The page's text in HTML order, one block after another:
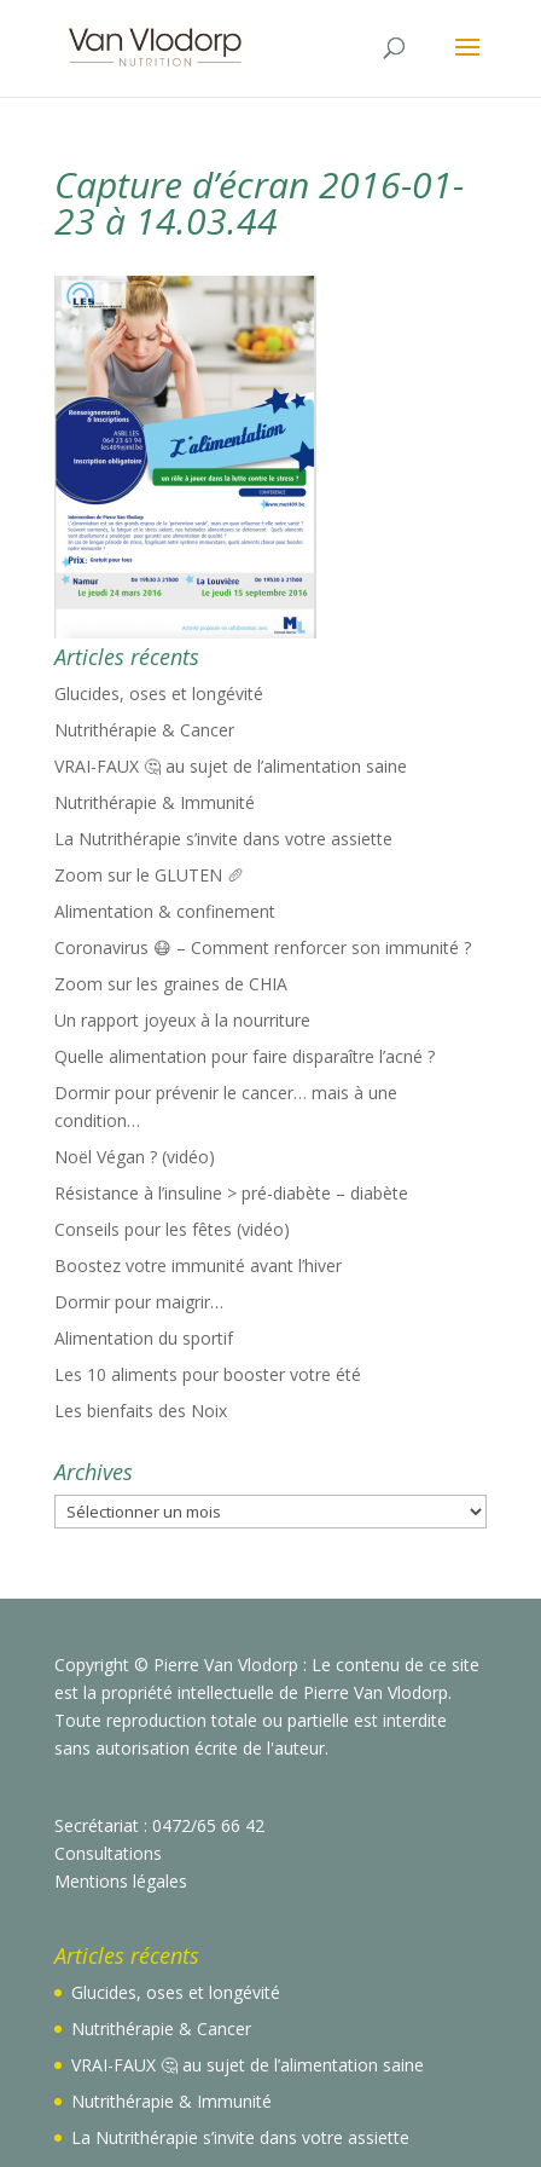
Capture d’écran 2016-01-
23 à 14.03.44
Articles récents
Glucides, oses et longévité
Nutrithérapie & Cancer
VRAI-FAUX 🤔 au sujet de l’alimentation saine
Nutrithérapie & Immunité
La Nutrithérapie s’invite dans votre assiette
Zoom sur le GLUTEN 🥖
Alimentation & confinement
Coronavirus 😷 – Comment renforcer son immunité ?
Zoom sur les graines de CHIA
Un rapport joyeux à la nourriture
Quelle alimentation pour faire disparaître l’acné ?
Dormir pour prévenir le cancer… mais à une
condition…
Noël Végan ? (vidéo)
Résistance à l’insuline > pré-diabète – diabète
Conseils pour les fêtes (vidéo)
Boostez votre immunité avant l’hiver
Dormir pour maigrir…
Alimentation du sportif
Les 10 aliments pour booster votre été
Les bienfaits des Noix
Archives
Archives
Copyright © Pierre Van Vlodorp : Le contenu de ce site
est la propriété intellectuelle de Pierre Van Vlodorp.
Toute reproduction totale ou partielle est interdite
sans autorisation écrite de l'auteur.
Secrétariat : 0472/65 66 42
Consultations
Mentions légales
Articles récents
Glucides, oses et longévité
Nutrithérapie & Cancer
VRAI-FAUX 🤔 au sujet de l’alimentation saine
Nutrithérapie & Immunité
La Nutrithérapie s’invite dans votre assiette